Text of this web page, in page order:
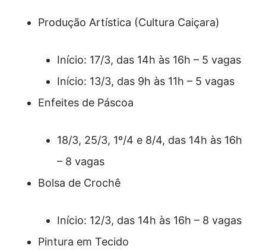
Produção Artística (Cultura Caiçara)
Início: 17/3, das 14h às 16h – 5 vagas
Início: 13/3, das 9h às 11h – 5 vagas
Enfeites de Páscoa
18/3, 25/3, 1º/4 e 8/4, das 14h às 16h
– 8 vagas
Bolsa de Crochê
Início: 12/3, das 14h às 16h – 8 vagas
Pintura em Tecido